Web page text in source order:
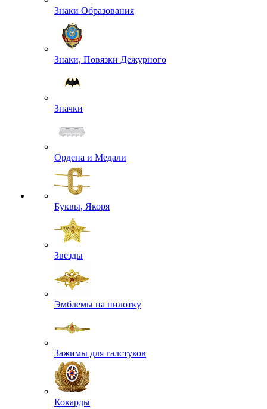
Знаки Образования
Знаки, Повязки Дежурного
Значки
Ордена и Медали
Буквы, Якоря
Звезды
Эмблемы на пилотку
Зажимы для галстуков
Кокарды